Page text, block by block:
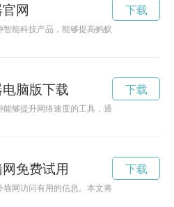
网
智能科技产品，能够提高蚂蚁搬运食物和建
下载
脑版下载
能够提升网络速度的工具，通过科技创新和
下载
免费试用
墙网访问有用的信息。本文将给您几种翻越外
下载